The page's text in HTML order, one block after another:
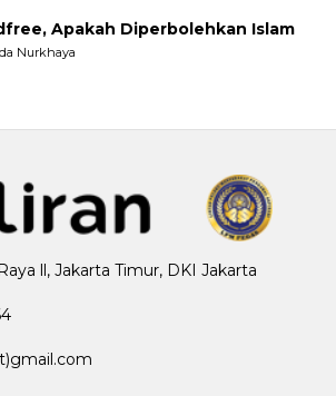
Apakah Diperbolehkan Islam
Nurkhaya
ll, Jakarta Timur, DKI Jakarta